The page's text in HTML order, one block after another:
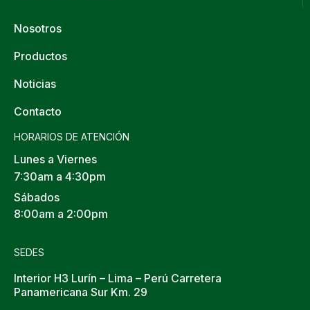
Nosotros
Productos
Noticias
Contacto
HORARIOS DE ATENCIÓN
Lunes a Viernes
7:30am a 4:30pm
Sábados
8:00am a 2:00pm
SEDES
Interior H3 Lurín – Lima – Perú Carretera
Panamericana Sur Km. 29